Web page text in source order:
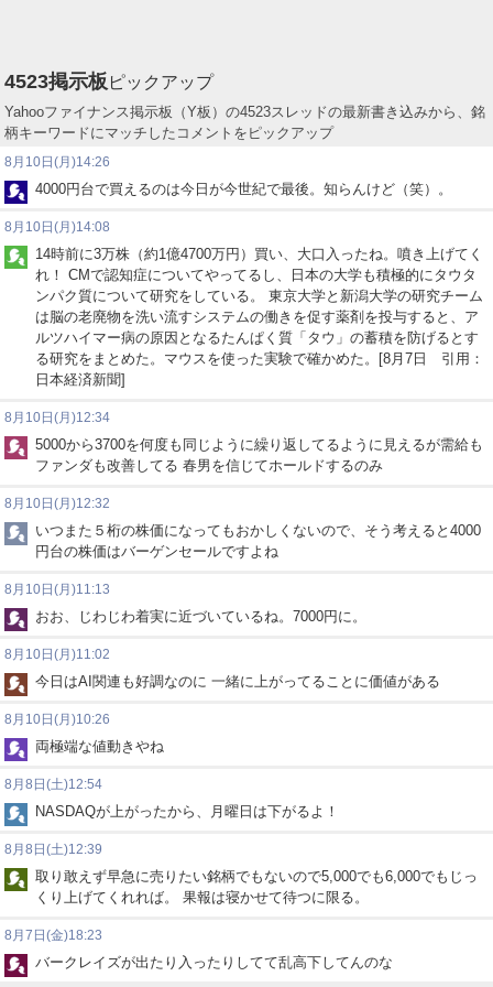
4523掲示板 ピックアップ
Yahooファイナンス掲示板（Y板）の4523スレッドの最新書き込みから、銘
柄キーワードにマッチしたコメントをピックアップ
8月10日(月)14:26
4000円台で買えるのは今日が今世紀で最後。知らんけど（笑）。
8月10日(月)14:08
14時前に3万株（約1億4700万円）買い、大口入ったね。噴き上げてく
れ！ CMで認知症についてやってるし、日本の大学も積極的にタウタ
ンパク質について研究をしている。 東京大学と新潟大学の研究チーム
は脳の老廃物を洗い流すシステムの働きを促す薬剤を投与すると、ア
ルツハイマー病の原因となるたんぱく質「タウ」の蓄積を防げるとす
る研究をまとめた。マウスを使った実験で確かめた。[8月7日 引用：
日本経済新聞]
8月10日(月)12:34
5000から3700を何度も同じように繰り返してるように見えるが需給も
ファンダも改善してる 春男を信じてホールドするのみ
8月10日(月)12:32
いつまた５桁の株価になってもおかしくないので、そう考えると4000
円台の株価はバーゲンセールですよね
8月10日(月)11:13
おお、じわじわ着実に近づいているね。7000円に。
8月10日(月)11:02
今日はAI関連も好調なのに 一緒に上がってることに価値がある
8月10日(月)10:26
両極端な値動きやね
8月8日(土)12:54
NASDAQが上がったから、月曜日は下がるよ！
8月8日(土)12:39
取り敢えず早急に売りたい銘柄でもないので5,000でも6,000でもじっ
くり上げてくれれば。 果報は寝かせて待つに限る。
8月7日(金)18:23
バークレイズが出たり入ったりしてて乱高下してんのな